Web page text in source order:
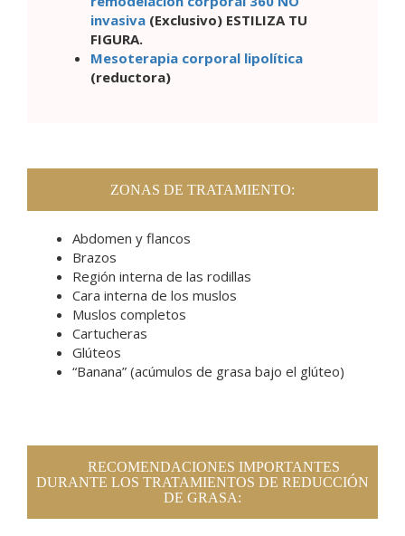
invasiva (Exclusivo) ESTILIZA TU
FIGURA.
Mesoterapia corporal lipolítica
(reductora)
ZONAS DE TRATAMIENTO:
Abdomen y flancos
Brazos
Región interna de las rodillas
Cara interna de los muslos
Muslos completos
Cartucheras
Glúteos
“Banana” (acúmulos de grasa bajo el glúteo)
RECOMENDACIONES IMPORTANTES
DURANTE LOS TRATAMIENTOS DE REDUCCIÓN
DE GRASA: